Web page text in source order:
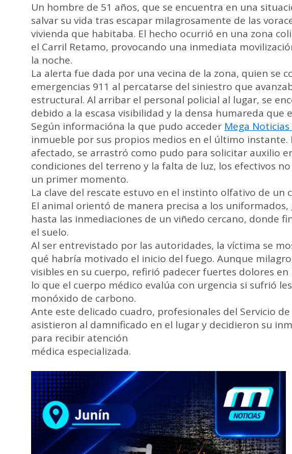
Un hombre de 51 años, que se encuentra en una
salvar su vida tras escapar milagrosamente de las
vivienda que habitaba. El hecho ocurrió en una zona
el Carril Retamo, provocando una inmediata
la noche.
La alerta fue dada por una vecina de la zona, quien se
emergencias 911 al percatarse del siniestro que
estructural. Al arribar el personal policial al lugar, se
debido a la escasa visibilidad y la densa humareda que
Según informacióna la que pudo acceder Mega
inmueble por sus propios medios en el último
afectado, se arrastró como pudo para solicitar auxilio
condiciones del terreno y la falta de luz, los efectivos
un primer momento.
La clave del rescate estuvo en el instinto olfativo de un
El animal orientó de manera precisa a los
hasta las inmediaciones de un viñedo cercano, donde
el suelo.
Al ser entrevistado por las autoridades, la víctima se
qué habría motivado el inicio del fuego. Aunque
visibles en su cuerpo, refirió padecer fuertes dolores
lo que el cuerpo médico evalúa con urgencia si sufrió
monóxido de carbono.
Ante este delicado cuadro, profesionales del Servicio de
asistieron al damnificado en el lugar y decidieron su
para recibir atención
médica especializada.